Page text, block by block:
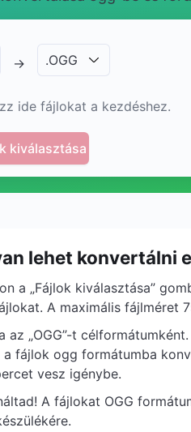
→ .OGG
ide fájlokat a kezdéshez.
kiválasztása
lehet konvertálni
a „Fájlok kiválasztása”
A maximális fájlméret
az „OGG”-t
fájlok ogg formátumba
vesz igénybe.
A fájlokat OGG